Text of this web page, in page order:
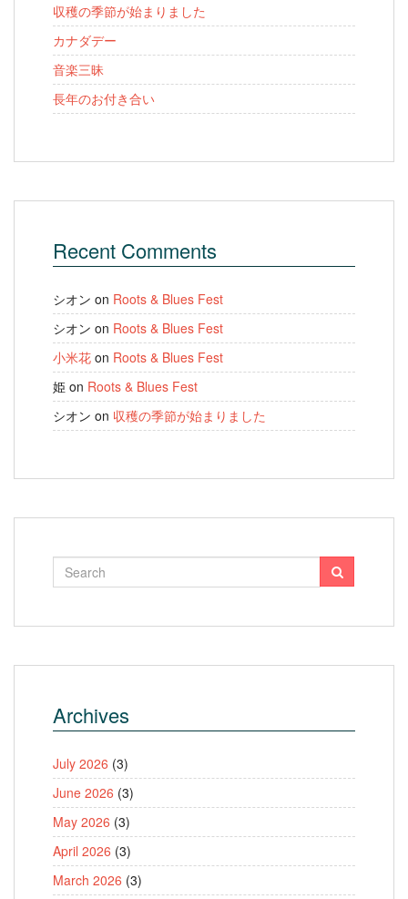
収穫の季節が始まりました
カナダデー
音楽三昧
長年のお付き合い
Recent Comments
シオン on Roots & Blues Fest
シオン on Roots & Blues Fest
小米花 on Roots & Blues Fest
姫 on Roots & Blues Fest
シオン on 収穫の季節が始まりました
Archives
July 2026 (3)
June 2026 (3)
May 2026 (3)
April 2026 (3)
March 2026 (3)